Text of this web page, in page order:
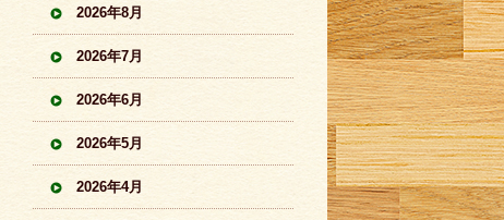
2026年8月
2026年7月
2026年6月
2026年5月
2026年4月